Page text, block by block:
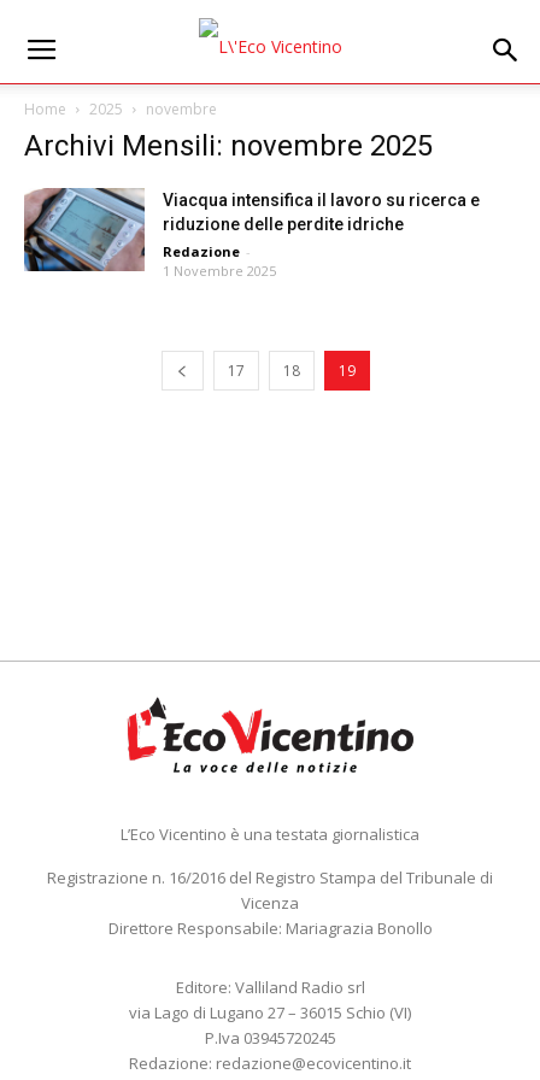
Home 2025 novembre
Archivi Mensili: novembre 2025
Viacqua intensifica il lavoro su ricerca e
riduzione delle perdite idriche
Redazione -
1 Novembre 2025
17 18 19
L’Eco Vicentino è una testata giornalistica
Registrazione n. 16/2016 del Registro Stampa del Tribunale di
Vicenza
Direttore Responsabile: Mariagrazia Bonollo
Editore: Valliland Radio srl
via Lago di Lugano 27 – 36015 Schio (VI)
P.Iva 03945720245
Redazione: redazione@ecovicentino.it